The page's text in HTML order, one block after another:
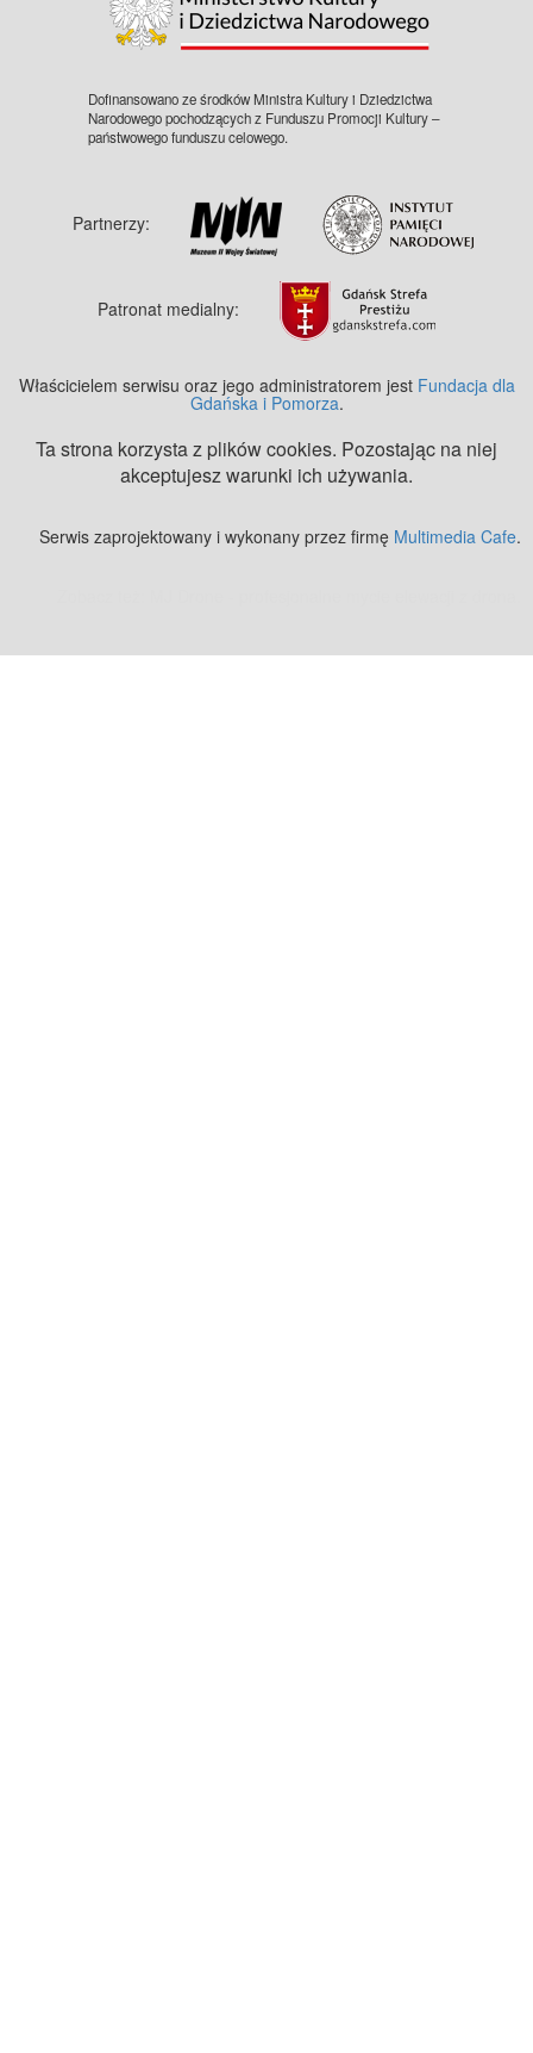
Dofinansowano ze środków Ministra Kultury i Dziedzictwa
Narodowego pochodzących z Funduszu Promocji Kultury –
państwowego funduszu celowego.
Partnerzy:
Patronat medialny:
Właścicielem serwisu oraz jego administratorem jest Fundacja dla
Gdańska i Pomorza.
Ta strona korzysta z plików cookies. Pozostając na niej
akceptujesz warunki ich używania.
Serwis zaprojektowany i wykonany przez firmę Multimedia Cafe.